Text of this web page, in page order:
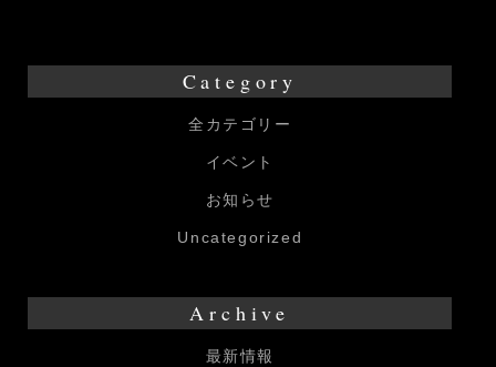
Category
全カテゴリー
イベント
お知らせ
Uncategorized
Archive
最新情報